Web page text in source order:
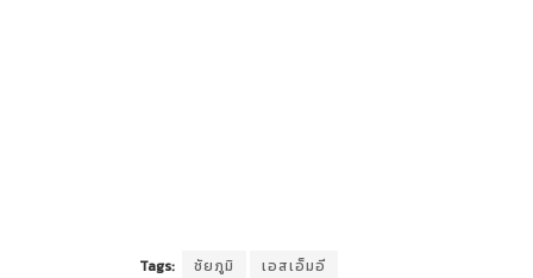
Tags: ชัยภูมิ เอสเอ็มอี